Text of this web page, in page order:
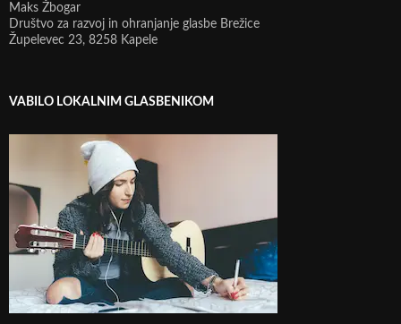
Maks Žbogar
Društvo za razvoj in ohranjanje glasbe Brežice
Župelevec 23, 8258 Kapele
VABILO LOKALNIM GLASBENIKOM